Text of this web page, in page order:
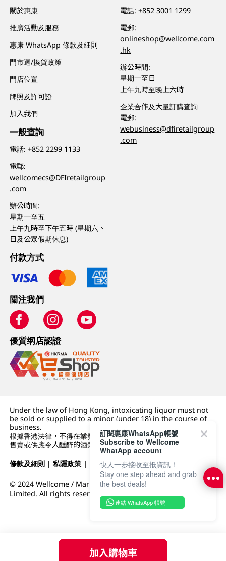
加入購物車
關於惠康
推廣活動及服務
惠康 WhatsApp 條款及細則
門市退/換貨政策
門店位置
牌照及許可證
加入我們
一般查詢
電話:+852 2299 1133
電郵:
wellcomecs@DFIretailgroup
.com
辦公時間:
星期一至五
上午九時至下午五時 (星期六、
日及公眾假期休息)
電話:+852 3001 1299
電郵:
onlineshop@wellcome.com
.hk
辦公時間:
星期一至日
上午九時至晚上六時
企業合作及大量訂購查詢
電郵:
webusiness@dfiretailgroup
.com
付款方式
關注我們
優質纲店認證
Under the law of Hong Kong, intoxicating liquor must not
be sold or supplied to a minor (under 18) in the course of
business.
根據香港法律，不得在業務過程中，向未成年人 (18 歲以下人士)
售賣或供應令人醺醉的酒類。
條款及細則 |私隱政策 | DFI零售集團
© 2024 Wellcome / Market Place. The Dairy Farm Company
Limited. All rights reserved.
訂閱惠康WhatsApp帳號
Subscribe to Wellcome
WhatApp account
快人一步接收至抵資訊！
Stay one step ahead and grab
the best deals!
連結 WhatsApp 帳號